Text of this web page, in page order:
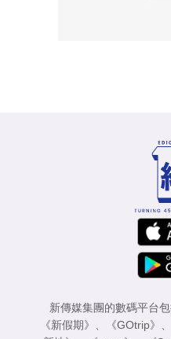
新傳媒集團的數碼平台
《新假期》 、 《GOtrip》 、